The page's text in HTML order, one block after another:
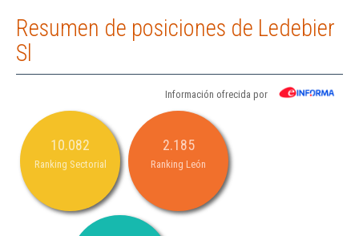
Resumen de posiciones de Ledebier
Sl
Información ofrecida por
10.082
Ranking Sectorial
2.185
Ranking León